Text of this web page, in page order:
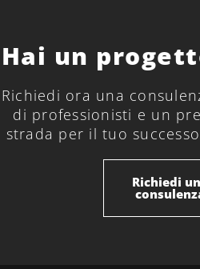
Hai un
Richiedi ora una
di professionisti e un
strada per il tuo
Richiedi